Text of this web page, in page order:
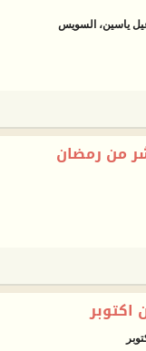
من رمضان